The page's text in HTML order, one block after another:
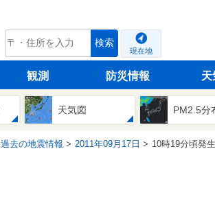
tenki.jp 検索
現在地
観測 防災情報 天
天気図 PM2.5分
過去の地震情報 2011年09月17日 10時19分頃発